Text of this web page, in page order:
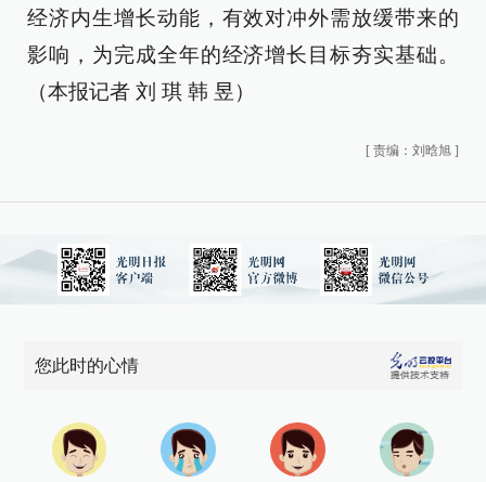
经济内生增长动能，有效对冲外需放缓带来的
影响，为完成全年的经济增长目标夯实基础。
（本报记者 刘 琪 韩 昱）
[ 责编：刘晗旭 ]
您此时的心情